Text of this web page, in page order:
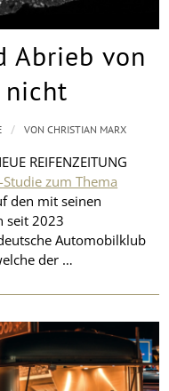
Abrieb von
nicht
REIFENZEITUNG
Studie zum Thema
den mit seinen
seit 2023
Automobilklub
der …
/ VONCHRISTIAN MARX